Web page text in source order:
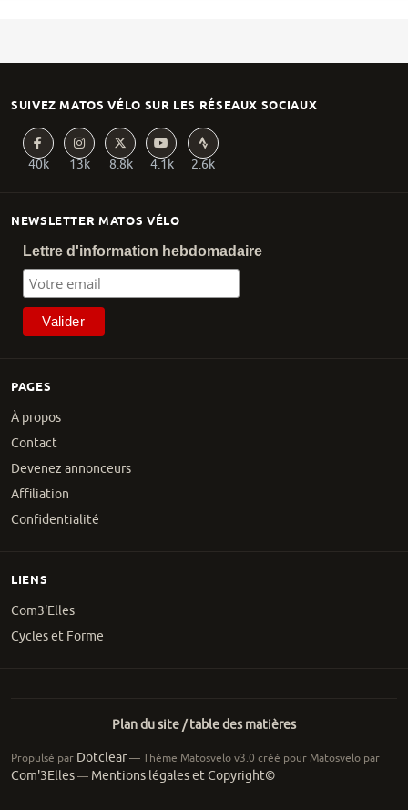
PAGES
À propos
Contact
Devenez annonceurs
Affiliation
Confidentialité
NEWSLETTER MATOS VÉLO
Lettre d'information hebdomadaire
SUIVEZ MATOS VÉLO SUR LES RÉSEAUX SOCIAUX
40k 13k 8.8k 4.1k 2.6k
LIENS
Com3'Elles
Cycles et Forme
Plan du site / table des matières
Propulsé par Dotclear— Thème Matosvelo v3.0 créé pour Matosvelo par
Com'3Elles— Mentions légales et Copyright©